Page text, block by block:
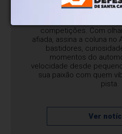
competições. Com
afiada, assina a coluna no
bastidores,
momentos do
velocidade desde
sua paixão com quem
pista.
Ver